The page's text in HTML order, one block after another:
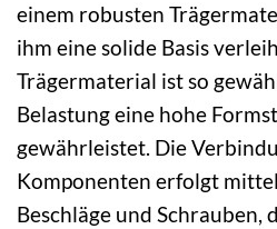
einem robusten
ihm eine solide Basis
Trägermaterial ist so
Belastung eine hohe
gewährleistet. Die
Komponenten erfolgt
Beschläge und Schrauben,